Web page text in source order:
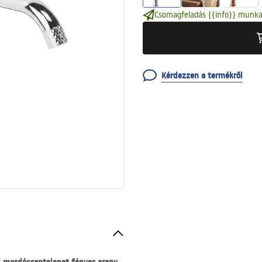
Csomagfeladás {{info}}
Kérdezzen a termékről